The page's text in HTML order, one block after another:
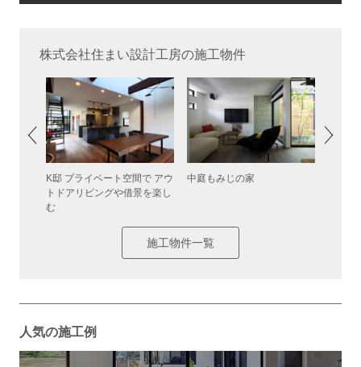
株式会社住まい設計工房の施工物件
K邸 プライベート空間で アウ
トドアリビングや借景を楽し
む
中庭もみじの家
施工物件一覧
人気の施工例